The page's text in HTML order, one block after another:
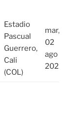
Estadio
Pascual
Guerrero,
Cali
(COL)
mar,
02
ago
2022